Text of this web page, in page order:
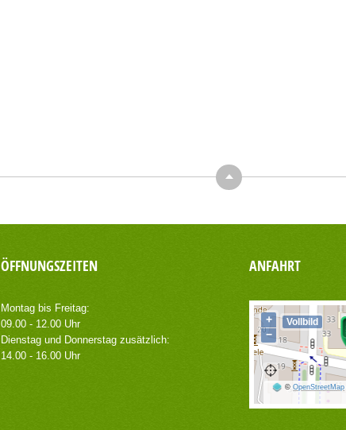
Top
ÖFFNUNGSZEITEN
Montag bis Freitag:
09.00 - 12.00 Uhr
Dienstag und Donnerstag zusätzlich:
14.00 - 16.00 Uhr
ANFAHRT
+
−
©OpenStreetMap
Vollbild